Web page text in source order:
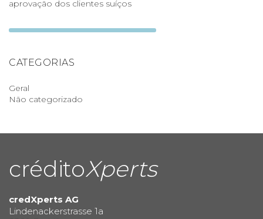
aprovação dos clientes suíços
CATEGORIAS
Geral
Não categorizado
créditoXperts
credXperts AG
Lindenackerstrasse 1a